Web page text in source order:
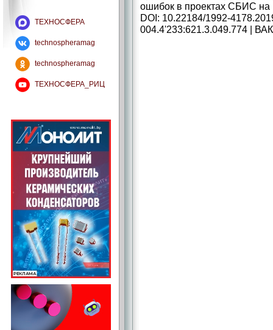
ТЕХНОСФЕРА
technospheramag
technospheramag
ТЕХНОСФЕРА_РИЦ
ошибок в проектах СБИС на
DOI: 10.22184/1992-
004.4'233:621.3.049.774 |